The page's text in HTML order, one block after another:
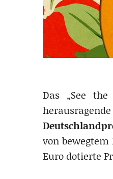
Das „See
von
Euro dotierte